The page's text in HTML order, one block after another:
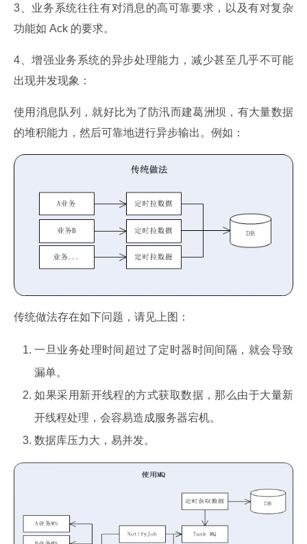
3、业务系统往往有对消息的高可靠要求，以及有对复杂
功能如 Ack 的要求。
4、增强业务系统的异步处理能力，减少甚至几乎不可能
出现并发现象：
使用消息队列，就好比为了防汛而建葛洲坝，有大量数据
的堆积能力，然后可靠地进行异步输出。例如：
传统做法存在如下问题，请见上图：
一旦业务处理时间超过了定时器时间间隔，就会导致
漏单。
如果采用新开线程的方式获取数据，那么由于大量新
开线程处理，会容易造成服务器宕机。
数据库压力大，易并发。